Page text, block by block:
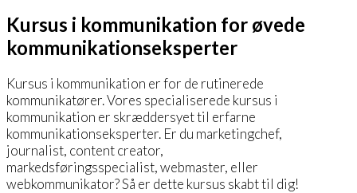
Kursus i kommunikation for øvede
kommunikationseksperter
Kursus i kommunikation er for de rutinerede
kommunikatører. Vores specialiserede kursus i
kommunikation er skræddersyet til erfarne
kommunikationseksperter. Er du marketingchef,
journalist, content creator,
markedsføringsspecialist, webmaster, eller
webkommunikator? Så er dette kursus skabt til dig!